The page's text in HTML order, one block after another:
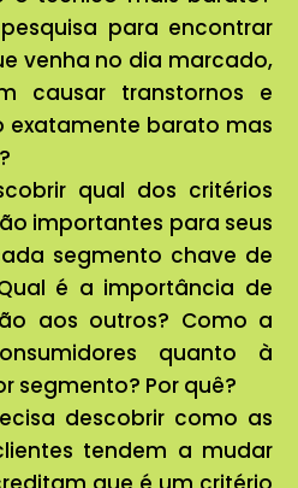
para encontrar
venha no dia marcado,
causar transtornos e
exatamente barato mas
qual dos critérios
importantes para seus
segmento chave de
é a importância de
aos outros? Como a
quanto à
segmento? Por quê?
descobrir como as
tendem a mudar